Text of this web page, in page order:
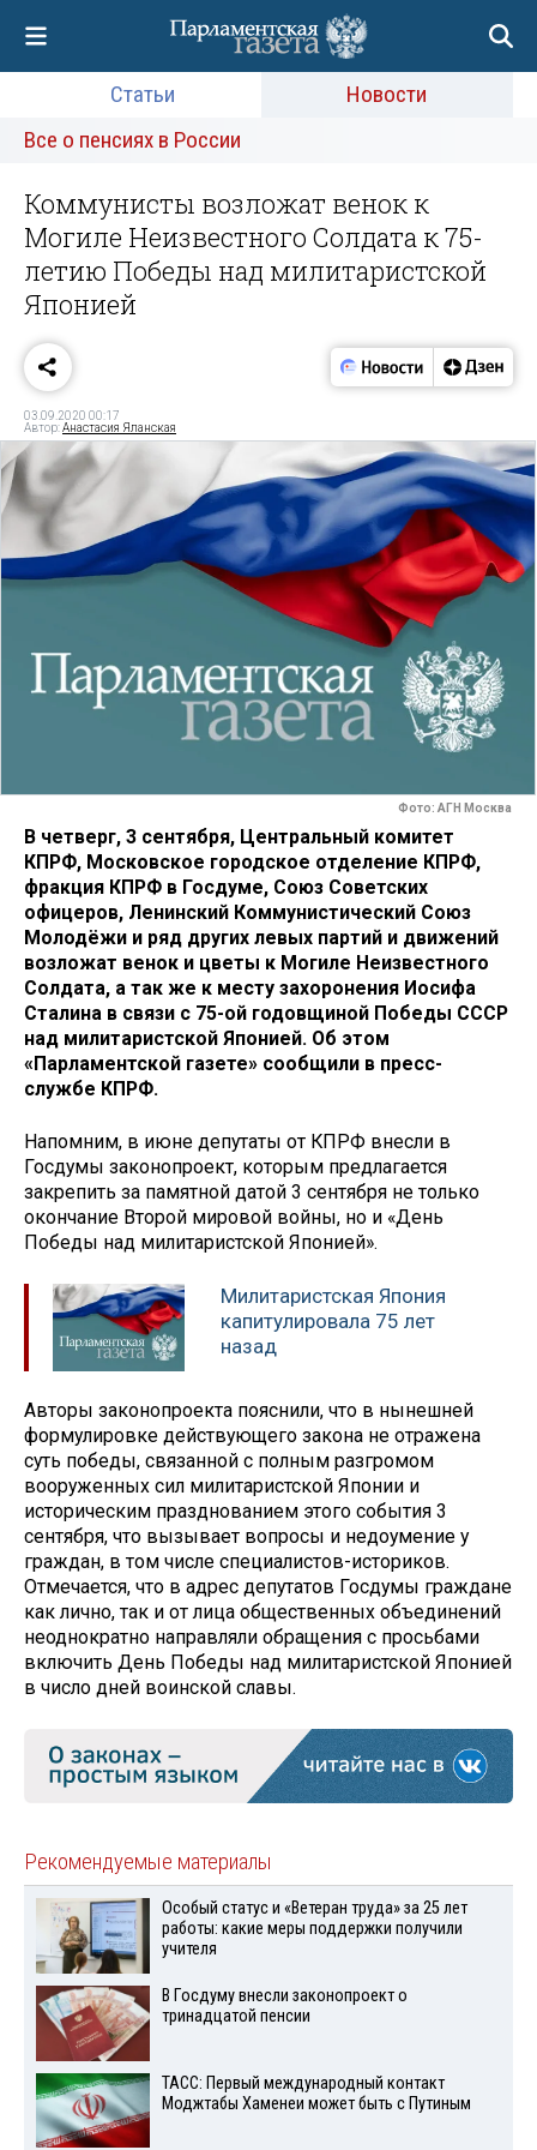
Статьи
Новости
Все о пенсиях в России
Коммунисты возложат венок к
Могиле Неизвестного Солдата к 75-
летию Победы над милитаристской
Японией
03.09.2020 00:17
Автор:Анастасия Яланская
Фото: АГН Москва
В четверг, 3 сентября, Центральный комитет
КПРФ, Московское городское отделение КПРФ,
фракция КПРФ в Госдуме, Союз Советских
офицеров, Ленинский Коммунистический Союз
Молодёжи и ряд других левых партий и движений
возложат венок и цветы к Могиле Неизвестного
Солдата, а так же к месту захоронения Иосифа
Сталина в связи с 75-ой годовщиной Победы СССР
над милитаристской Японией. Об этом
«Парламентской газете» сообщили в пресс-
службе КПРФ.
Напомним, в июне депутаты от КПРФ внесли в
Госдумы законопроект, которым предлагается
закрепить за памятной датой 3 сентября не только
окончание Второй мировой войны, но и «День
Победы над милитаристской Японией».
Милитаристская Япония
капитулировала 75 лет
назад
Авторы законопроекта пояснили, что в нынешней
формулировке действующего закона не отражена
суть победы, связанной с полным разгромом
вооруженных сил милитаристской Японии и
историческим празднованием этого события 3
сентября, что вызывает вопросы и недоумение у
граждан, в том числе специалистов-историков.
Отмечается, что в адрес депутатов Госдумы граждане
как лично, так и от лица общественных объединений
неоднократно направляли обращения с просьбами
включить День Победы над милитаристской Японией
в число дней воинской славы.
Рекомендуемые материалы
Особый статус и «Ветеран труда» за 25 лет
работы: какие меры поддержки получили
учителя
В Госдуму внесли законопроект о
тринадцатой пенсии
ТАСС: Первый международный контакт
Моджтабы Хаменеи может быть с Путиным